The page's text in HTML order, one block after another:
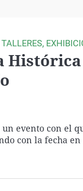
un evento con el
con la fecha